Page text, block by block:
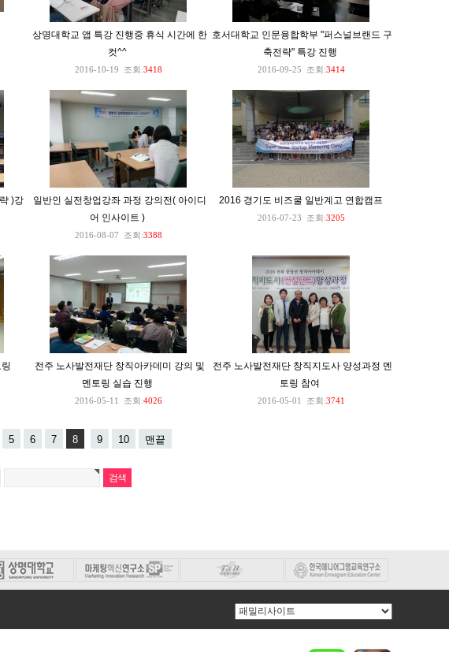
상명대학교 앱 특강 진행중 휴식 시간에 한
컷^^
2016-10-19 조회:3418
호서대학교 인문융합학부 "퍼스널브랜드 구
축전략" 특강 진행
2016-09-25 조회:3414
)강
일반인 실전창업강좌 과정 강의전( 아이디
어 인사이트 )
2016-08-07 조회:3388
2016 경기도 비즈쿨 일반계고 연합캠프
2016-07-23 조회:3205
전주 노사발전재단 창직아카데미 강의 및
멘토링 실습 진행
2016-05-11 조회:4026
전주 노사발전재단 창직지도사 양성과정 멘
토링 참여
2016-05-01 조회:3741
5 6 7 8 9 10 맨끝